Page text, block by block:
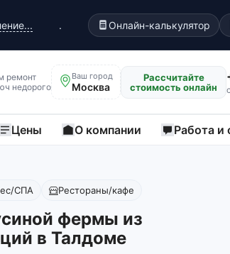
. Онлайн-калькулятор
ремонт
недорого
Ваш город
Москва
Рассчитайте
стоимость онлайн
Цены О компании Работа и
СПА Рестораны/кафе
фермы из
в Талдоме